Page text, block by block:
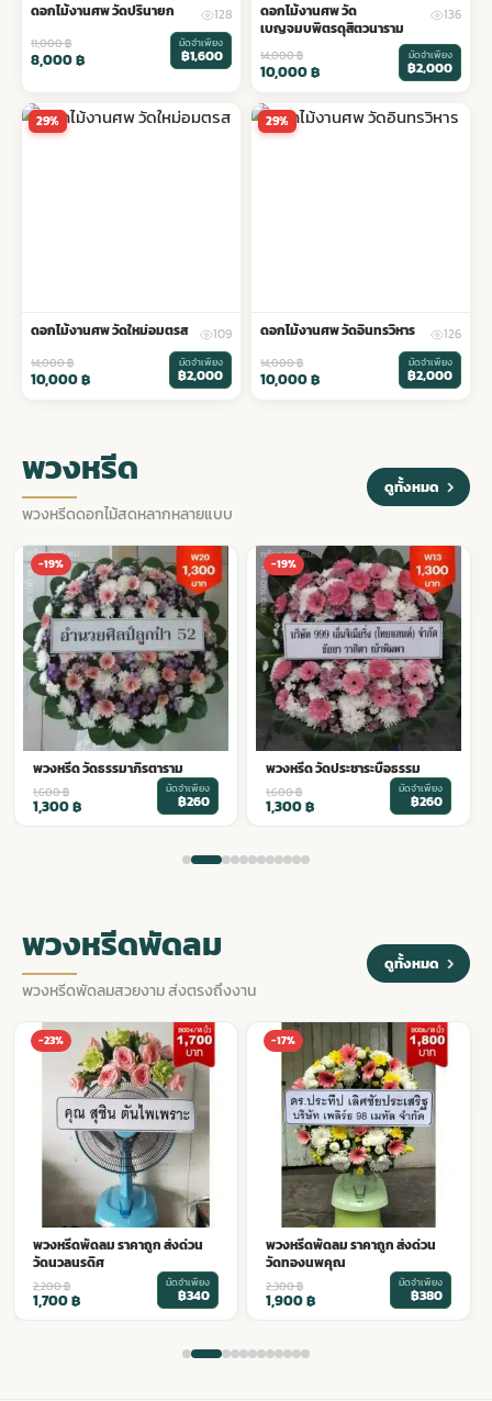
ดอกไม้งานศพ วัดปรินายก 128
11,000฿
8,000฿
มัดจำเพียง
฿1,600
ดอกไม้งานศพ วัด
เบญจมบพิตรดุสิตวนาราม
136
14,000฿
10,000฿
มัดจำเพียง
฿2,000
29%
ดอกไม้งานศพ วัดใหม่อมตรส 109
14,000฿
10,000฿
มัดจำเพียง
฿2,000
29%
ดอกไม้งานศพ วัดอินทรวิหาร 126
14,000฿
10,000฿
มัดจำเพียง
฿2,000
พวงหรีด
พวงหรีดดอกไม้สดหลากหลายแบบ
ดูทั้งหมด
-19%
พวงหรีด วัดประชาระบือธรรม
1,600฿
1,300฿
มัดจำเพียง
฿260
-19%
พวงหรีด วัดนรนาถสุนทริการาม
1,600฿
1,300฿
มัดจำเพียง
฿260
พวงหรีดพัดลม
พวงหรีดพัดลมสวยงาม ส่งตรงถึงงาน
ดูทั้งหมด
-17%
พวงหรีดพัดลม ราคาถูก ส่งด่วน
วัดทองนพคุณ
2,300฿
1,900฿
มัดจำเพียง
฿380
-14%
พวงหรีดพัดลม ราคาถูก ส่งด่วน
วัดเวฬุราชิณ
2,200฿
1,900฿
มัดจำเพียง
฿380